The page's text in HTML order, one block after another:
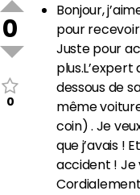
0
0
Bonjour,
pour
Juste pour
dessous de
même
coin) . Je
que j’avais !
accident ! Je